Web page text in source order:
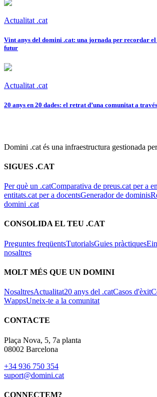
Actualitat .cat
Vint anys del domini .cat: una jornada per recordar
futur
Actualitat .cat
20 anys en 20 dades: el retrat d’una comunitat a
Domini .cat és una infraestructura gestionada per
SIGUES .CAT
Per què un .catComparativa de preus.cat per a
entitats.cat per a docentsGenerador de dominis
domini .cat
CONSOLIDA EL TEU .CAT
Preguntes freqüentsTutorialsGuies pràctiques
nosaltres
MOLT MÉS QUE UN DOMINI
NosaltresActualitat20 anys del .catCasos d'èxit
WappsUneix-te a la comunitat
CONTACTE
Plaça Nova, 5, 7a planta
08002 Barcelona
+34 936 750 354
suport@domini.cat
CONNECTEM?